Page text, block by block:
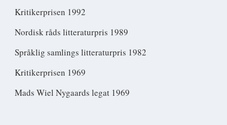
Kritikerprisen 1992
Nordisk råds litteraturpris 1989
Språklig samlings litteraturpris 1982
Kritikerprisen 1969
Mads Wiel Nygaards legat 1969